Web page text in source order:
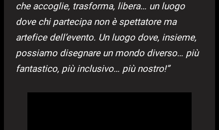
che accoglie, trasforma, libera… un luogo
dove chi partecipa non è spettatore ma
artefice dell’evento. Un luogo dove, insieme,
possiamo disegnare un mondo diverso… più
fantastico, più inclusivo… più nostro!”